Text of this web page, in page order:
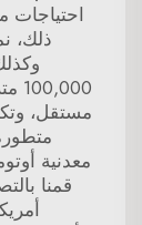
احتياجات
ذلك،
مستقل،
قمنا